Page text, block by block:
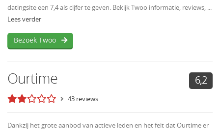
datingsite een 7,4 als cijfer te geven. Bekijk Twoo informatie, reviews, ...
Lees verder
Bezoek Twoo
Ourtime 6,2
43 reviews
Dankzij het grote aanbod van actieve leden en het feit dat Ourtime er